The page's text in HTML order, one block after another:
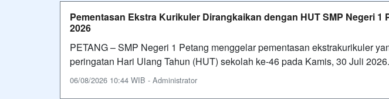
Pementasan Ekstra Kurikuler Dirangkaikan dengan HUT SMP Negeri 1
2026
PETANG – SMP Negeri 1 Petang menggelar pementasan ekstrakurikuler
peringatan Hari Ulang Tahun (HUT) sekolah ke-46 pada Kamis, 30 Juli
06/08/2026 10:44 WIB - Administrator